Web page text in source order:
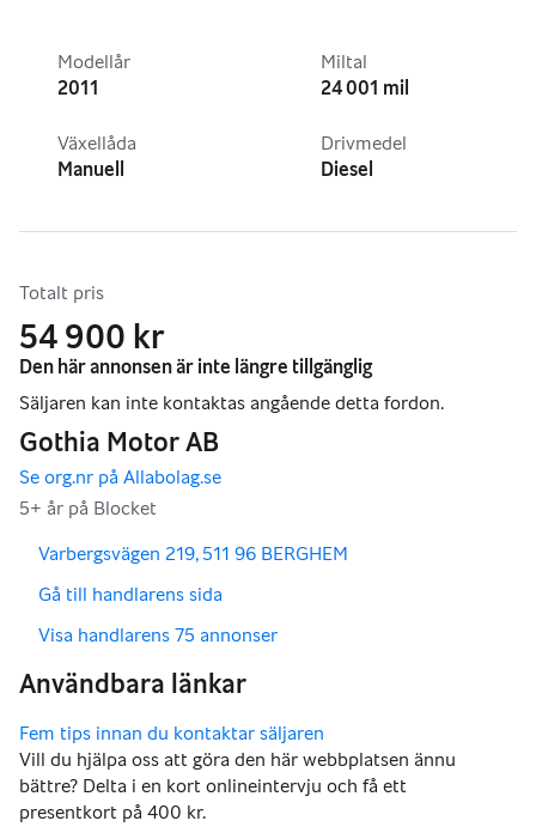
Modellår
2011
Miltal
24 001 mil
Växellåda
Manuell
Drivmedel
Diesel
Totalt pris
54 900 kr
,
Varbergsvägen 219, 511 96 BERGHEM
Gå till handlarens sida
Visa handlarens 75 annonser
Vill du hjälpa oss att göra den här webbplatsen ännu
bättre? Delta i en kort onlineintervju och få ett
presentkort på 400 kr.